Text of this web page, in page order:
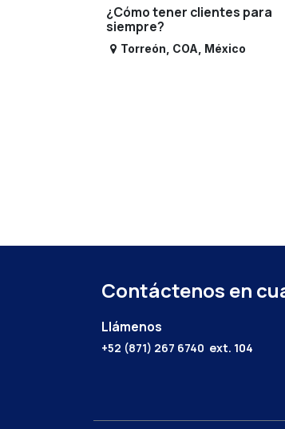
¿Cómo tener clientes para
siempre?
Torreón COA México
Contáctenos en
Llámenos
+52 (871) 267 6740 ext. 104